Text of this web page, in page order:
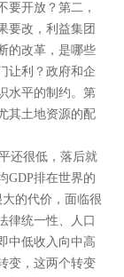
要开放？第二，
要改，利益集团
的改革，是哪些
让利？政府和企
水平的制约。第
其土地资源的配
还很低，落后就
GDP排在世界的
的代价，面临很
律统一性、人口
中低收入向中高
变，这两个转变